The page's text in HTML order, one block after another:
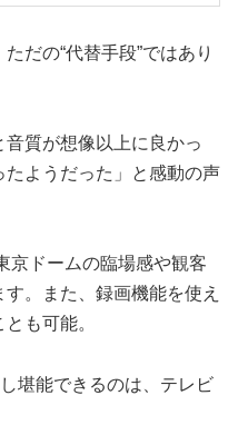
だの“代替手段”ではあり
質が想像以上に良かっ
ようだった」と感動の声
京ドームの臨場感や観客
。また、録画機能を使え
も可能。
堪能できるのは、テレビ